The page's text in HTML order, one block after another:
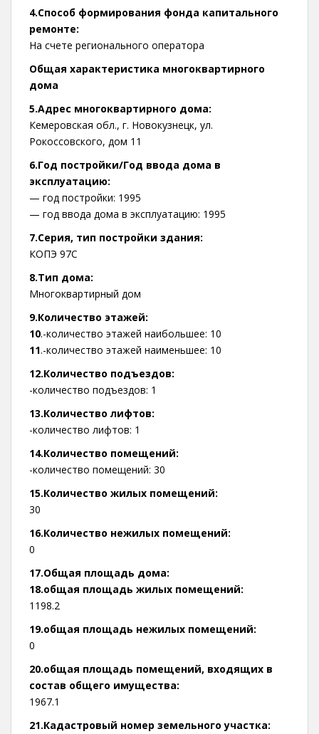
4.Способ формирования фонда капитального
ремонте:
На счете регионального оператора
Общая характеристика многоквартирного
дома
5.Адрес многоквартирного дома:
Кемеровская обл., г. Новокузнецк, ул.
Рокоссовского, дом 11
6.Год постройки/Год ввода дома в
эксплуатацию:
— год постройки: 1995
— год ввода дома в эксплуатацию: 1995
7.Серия, тип постройки здания:
КОПЭ 97С
8.Тип дома:
Многоквартирный дом
9.Количество этажей:
10.-количество этажей наибольшее: 10
11.-количество этажей наименьшее: 10
12.Количество подъездов:
-количество подъездов: 1
13.Количество лифтов:
-количество лифтов: 1
14.Количество помещений:
-количество помещений: 30
15.Количество жилых помещений:
30
16.Количество нежилых помещений:
0
17.Общая площадь дома:
18.общая площадь жилых помещений:
1198.2
19.общая площадь нежилых помещений:
0
20.общая площадь помещений, входящих в
состав общего имущества:
1967.1
21.Кадастровый номер земельного участка: